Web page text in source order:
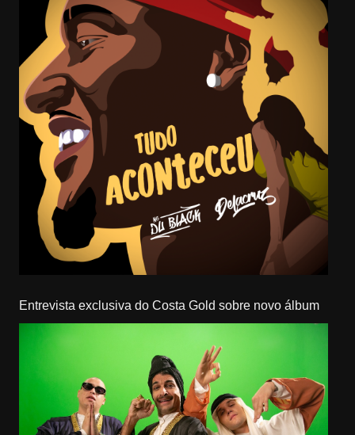
Entrevista exclusiva do Costa Gold sobre novo álbum